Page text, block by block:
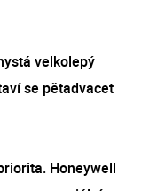
velkolepý
se pětadvacet
Honeywell